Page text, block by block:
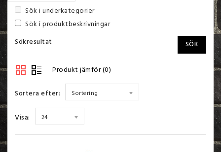
Sök i underkategorier
Sök i produktbeskrivningar
Sökresultat
Produkt jämför (0)
Sortera efter: Sortering
Visa: 24